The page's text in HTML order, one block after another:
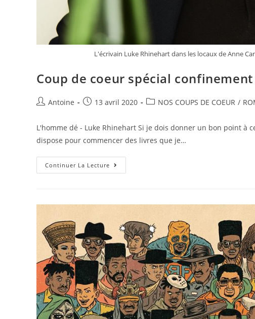
L'écrivain Luke Rhinehart dans les locaux de Anne
Coup de coeur spécial
Antoine 13 avril 2020 NOS COUPS DE COEUR /
L'homme dé - Luke Rhinehart Si je dois donner un bon point à
dispose pour commencer des livres que je…
Continuer La Lecture